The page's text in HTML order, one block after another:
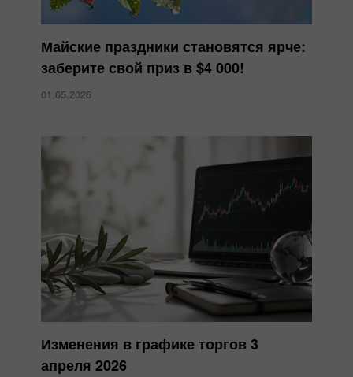
Майские праздники становятся ярче:
заберите свой приз в $4 000!
01.05.2026
Изменения в графике торгов 3
апреля 2026